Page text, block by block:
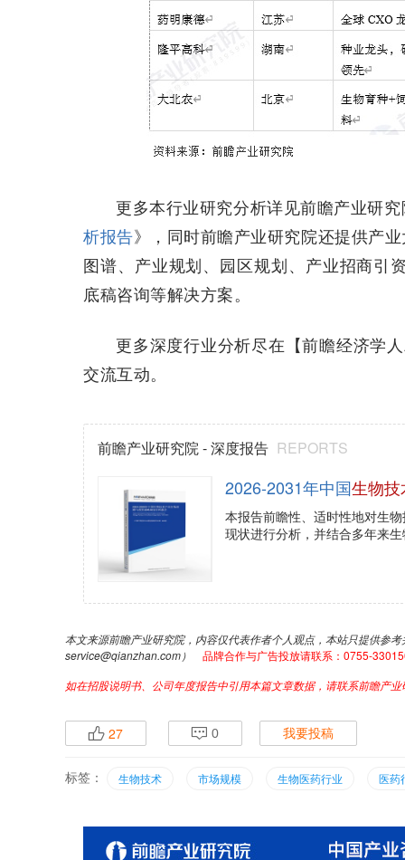
更多本行业研究分析详见前瞻产业研
析报告》，同时前瞻产业研究院还提供产
图谱、产业规划、园区规划、产业招商引
底稿咨询等解决方案。
更多深度行业分析尽在【前瞻经济学
交流互动。
前瞻产业研究院 - 深度报告 REPORTS
2026-2031年中国生物技
本报告前瞻性、适时性地对生
现状进行分析，并结合多年来
本文来源前瞻产业研究院，内容仅代表作者个人观点，本站只提供参
service@qianzhan.com） 品牌合作与广告投放请联系：0755-
如在招股说明书、公司年度报告中引用本篇文章数据，请联系前瞻产
p 27 q 0 我要投稿
标签： 生物技术 市场规模 生物医药行业 医药